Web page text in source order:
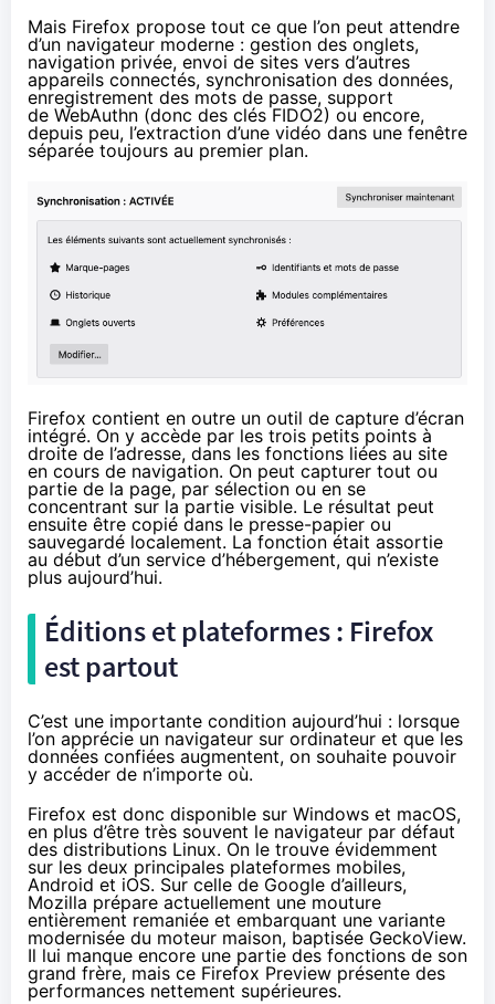
Mais Firefox propose tout ce que l’on peut attendre
d’un navigateur moderne : gestion des onglets,
navigation privée, envoi de sites vers d’autres
appareils connectés, synchronisation des données,
enregistrement des mots de passe, support
de WebAuthn (donc des clésFIDO2) ou encore,
depuis peu, l’extraction d’une vidéo dans une fenêtre
séparée toujours au premier plan.
Firefox contient en outre un outil de capture d’écran
intégré. On y accède par les trois petits points à
droite de l’adresse, dans les fonctions liées au site
en cours de navigation. On peut capturer tout ou
partie de la page, par sélection ou en se
concentrant sur la partie visible. Le résultat peut
ensuite être copié dans le presse-papier ou
sauvegardé localement. La fonction était assortie
au début d’un service d’hébergement, qui n’existe
plus aujourd’hui.
Éditions et plateformes : Firefox
est partout
C’est une importante condition aujourd’hui : lorsque
l’on apprécie un navigateur sur ordinateur et que les
données confiées augmentent, on souhaite pouvoir
y accéder de n’importe où.
Firefox est donc disponible sur Windows et macOS,
en plus d’être très souvent le navigateur par défaut
des distributions Linux. On le trouve évidemment
sur les deux principales plateformes mobiles,
Android et iOS. Sur celle de Google d’ailleurs,
Mozilla prépare actuellement une mouture
entièrement remaniée et embarquant une variante
modernisée du moteur maison, baptisée GeckoView.
Il lui manque encore une partie des fonctions de son
grand frère, mais ce Firefox Preview présente des
performances nettement supérieures.